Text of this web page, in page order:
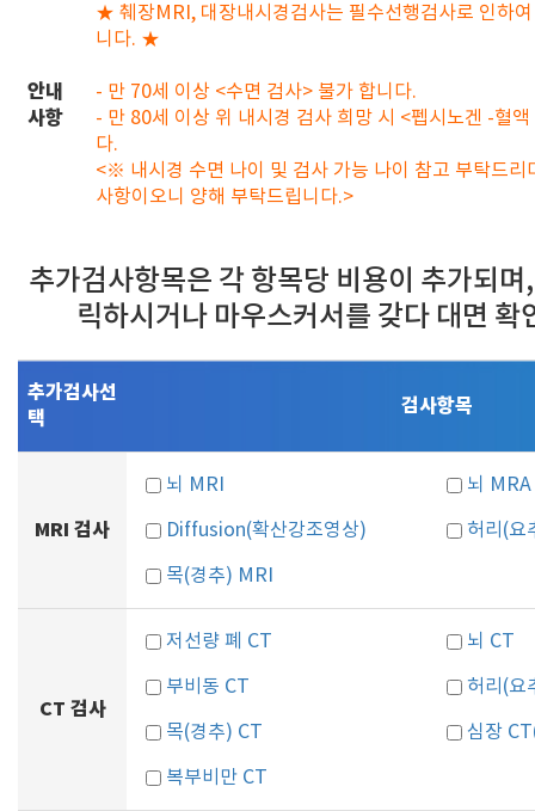
안내
사항
★ 췌장MRI, 대장내시경검사는 필수선행검사로 인하
니다. ★
- 만 70세 이상 <수면 검사> 불가 합니다.
- 만 80세 이상 위 내시경 검사 희망 시 <펩시노겐 -혈
다.
<※ 내시경 수면 나이 및 검사 가능 나이 참고 부탁드리
사항이오니 양해 부탁드립니다.>
추가검사항목은 각 항목당 비용이 추가되
릭하시거나 마우스커서를 갖다 대면 확
추가검사선
택
검사항목
MRI 검사
뇌 MRI 뇌 MRA
Diffusion(확산강조영상) 허리(요
목(경추) MRI
CT 검사
저선량 폐 CT 뇌 CT
부비동 CT 허리(요
목(경추) CT 심장
복부비만 CT